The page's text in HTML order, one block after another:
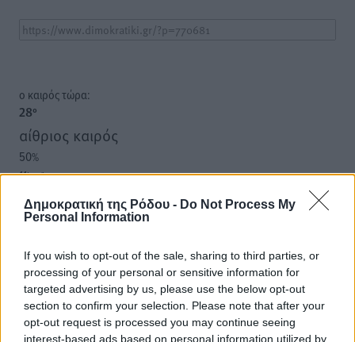
Δημοκρατική της Ρόδου - Do Not Process My
Personal Information
If you wish to opt-out of the sale, sharing to third parties, or
processing of your personal or sensitive information for
targeted advertising by us, please use the below opt-out
section to confirm your selection. Please note that after your
opt-out request is processed you may continue seeing
interest-based ads based on personal information utilized by
o καιρός τώρα:
28°
αίθριος καιρός
50%
11km/h
29°/31°
20:08
πρόγνωση:
33°
ΠΑ
28°